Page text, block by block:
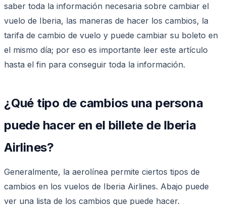
saber toda la información necesaria sobre cambiar el
vuelo de Iberia, las maneras de hacer los cambios, la
tarifa de cambio de vuelo y puede cambiar su boleto en
el mismo día; por eso es importante leer este artículo
hasta el fin para conseguir toda la información.
¿Qué tipo de cambios una persona
puede hacer en el billete de Iberia
Airlines?
Generalmente, la aerolínea permite ciertos tipos de
cambios en los vuelos de Iberia Airlines. Abajo puede
ver una lista de los cambios que puede hacer.